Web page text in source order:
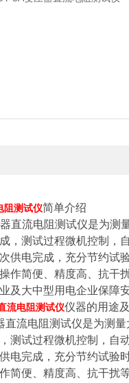
阻测试仪简单介绍
直流电阻测试仪是为测
，测试过程微机控制，
供电完成，充分节约试
作简便、精度高、抗干
及大中型用电企业保障
流电阻测试仪仪器的用途
直流电阻测试仪是为测
测试过程微机控制，自
电完成，充分节约试验
简便、精度高、抗干扰